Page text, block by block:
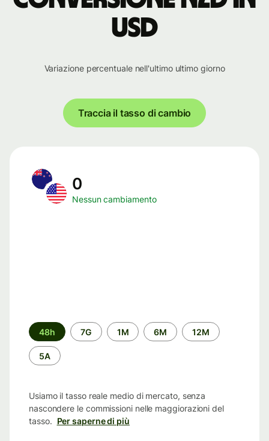
USD
Variazione percentuale nell'ultimo ultimo giorno
Traccia il tasso di cambio
0
Nessun cambiamento
Periodo
di
tempo
48h 7G 1M 6M 12M
5A
Usiamo il tasso reale medio di mercato, senza
nascondere le commissioni nelle maggiorazioni del
tasso. Per saperne di più